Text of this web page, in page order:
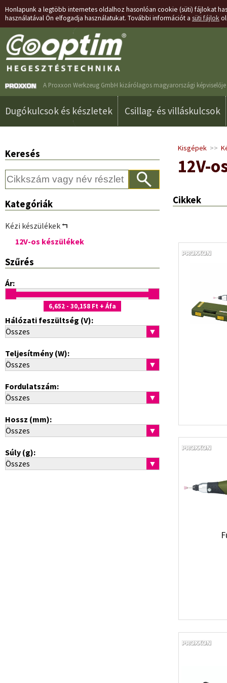
Honlapunk a legtöbb internetes oldalhoz hasonlóan cookie (süti) fájlokat
használatával Ön elfogadja használatukat. További információt a süti fájlok
A Proxxon Werkzeug GmbH kizárólagos magyarországi
Dugókulcsok és készletek Csillag- és villáskulcsok
Keresés
Kategóriák
Kézi készülékek ⮢
12V-os készülékek
Szűrés
Ár:
6,652 - 30,158 Ft + Áfa
Hálózati feszültség (V):
Összes
▼
Teljesítmény (W):
Összes
▼
Fordulatszám:
Összes
▼
Hossz (mm):
Összes
▼
Súly (g):
Összes
▼
Kisgépek >>
12V-
Cikkek